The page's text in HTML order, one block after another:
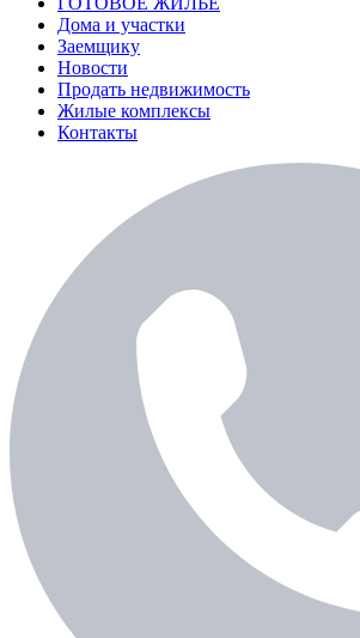
Дома и участки
Заемщику
Новости
Продать недвижимость
Жилые комплексы
Контакты